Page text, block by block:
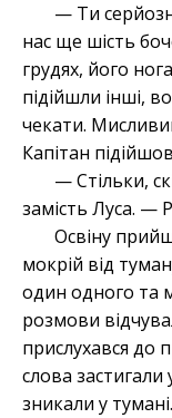
— Ти
нас ще шість
грудях, його
підійшли інші,
чекати.
Капітан
— Стільки,
замість Луса. —
Освіну
мокрій від
один одного та
розмови
прислухався до
слова
зникали у